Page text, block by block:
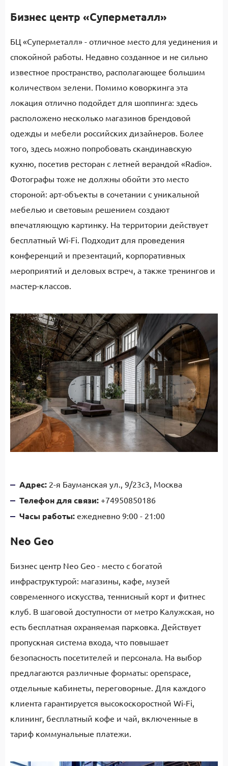
Бизнес центр «Суперметалл»
БЦ «Суперметалл» - отличное место для уединения и
спокойной работы. Недавно созданное и не сильно
известное пространство, располагающее большим
количеством зелени. Помимо коворкинга эта
локация отлично подойдет для шоппинга: здесь
расположено несколько магазинов брендовой
одежды и мебели российских дизайнеров. Более
того, здесь можно попробовать скандинавскую
кухню, посетив ресторан с летней верандой «Radio».
Фотографы тоже не должны обойти это место
стороной: арт-объекты в сочетании с уникальной
мебелью и световым решением создают
впечатляющую картинку. На территории действует
бесплатный Wi-Fi. Подходит для проведения
конференций и презентаций, корпоративных
мероприятий и деловых встреч, а также тренингов и
мастер-классов.
Адрес: 2-я Бауманская ул., 9/23с3, Москва
Телефон для связи: +74950850186
Часы работы: ежедневно 9:00 - 21:00
Neo Geo
Бизнес центр Neo Geo - место с богатой
инфраструктурой: магазины, кафе, музей
современного искусства, теннисный корт и фитнес
клуб. В шаговой доступности от метро Калужская, но
есть бесплатная охраняемая парковка. Действует
пропускная система входа, что повышает
безопасность посетителей и персонала. На выбор
предлагаются различные форматы: openspace,
отдельные кабинеты, переговорные. Для каждого
клиента гарантируется высокоскоростной Wi-Fi,
клининг, бесплатный кофе и чай, включенные в
тариф коммунальные платежи.